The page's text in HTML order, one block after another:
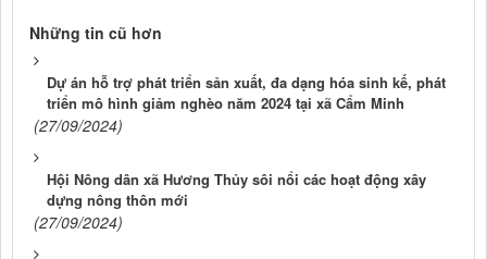
Những tin cũ hơn
Dự án hỗ trợ phát triển sản xuất, đa dạng hóa sinh kế, phát
triển mô hình giảm nghèo năm 2024 tại xã Cẩm Minh
(27/09/2024)
Hội Nông dân xã Hương Thủy sôi nổi các hoạt động xây
dựng nông thôn mới
(27/09/2024)